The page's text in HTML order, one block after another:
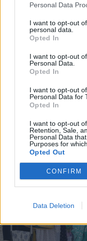
Personal Data
I want to opt-out
personal data.
Opted In
I want to opt-out
Personal Data.
Opted In
I want to opt-out
Personal Data for
Opted In
I want to opt-out
Retention, Sale,
Personal Data
Purposes for
Opted Out
CONFIRM
Data Deletion
Nu lukker
Her skal du køre
stedet